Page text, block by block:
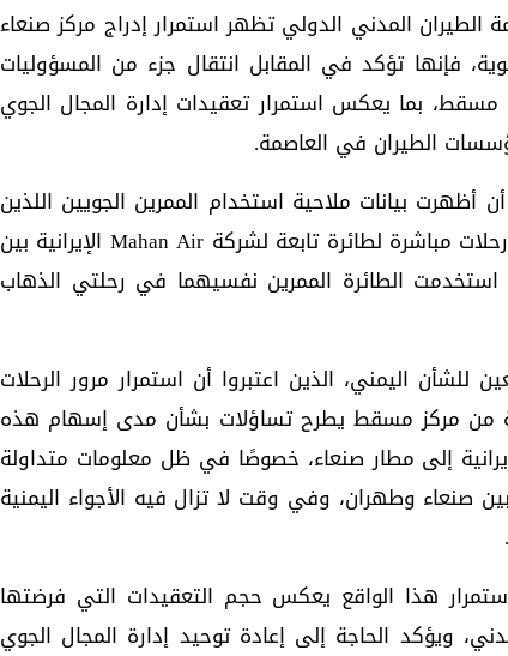
الطيران المدني الدولي تظهر استمرار إدراج مركز صنعاء
فإنها تؤكد في المقابل انتقال جزء من المسؤوليات
مسقط، بما يعكس استمرار تعقيدات إدارة المجال الجوي
الطيران في العاصمة.
أظهرت بيانات ملاحية استخدام الممرين الجويين اللذين
يتولى مركز مسقط إدارة خدماتهما في رحلات مباشرة لطائرة تابعة لشركة Mahan Air الإيرانية بين
استخدمت الطائرة الممرين نفسيهما في رحلتي الذهاب
للشأن اليمني، الذين اعتبروا أن استمرار مرور الرحلات
من مركز مسقط يطرح تساؤلات بشأن مدى إسهام هذه
إلى مطار صنعاء، خصوصًا في ظل معلومات متداولة
صنعاء وطهران، وفي وقت لا تزال فيه الأجواء اليمنية
هذا الواقع يعكس حجم التعقيدات التي فرضتها
ويؤكد الحاجة إلى إعادة توحيد إدارة المجال الجوي